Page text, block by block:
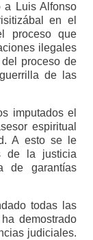
a Luis Alfonso
en el
proceso que
ilegales
proceso de
de las
imputados el
espiritual
A esto se le
de la justicia
de garantías
todas las
demostrado
judiciales.